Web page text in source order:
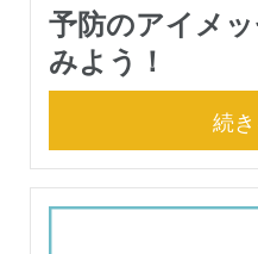
予防のアイメ
みよう！
続